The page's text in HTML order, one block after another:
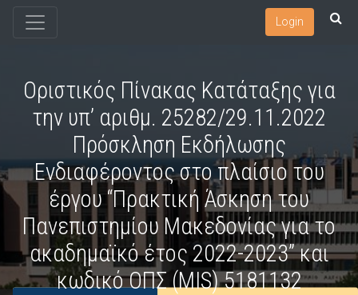
Login
Οριστικός Πίνακας Κατάταξης για
την υπ’ αριθμ. 25282/29.11.2022
Πρόσκληση Εκδήλωσης
Ενδιαφέροντος στο πλαίσιο του
έργου “Πρακτική Άσκηση του
Πανεπιστημίου Μακεδονίας για το
ακαδημαϊκό έτος 2022-2023” και
κωδικό ΟΠΣ (MIS) 5181132